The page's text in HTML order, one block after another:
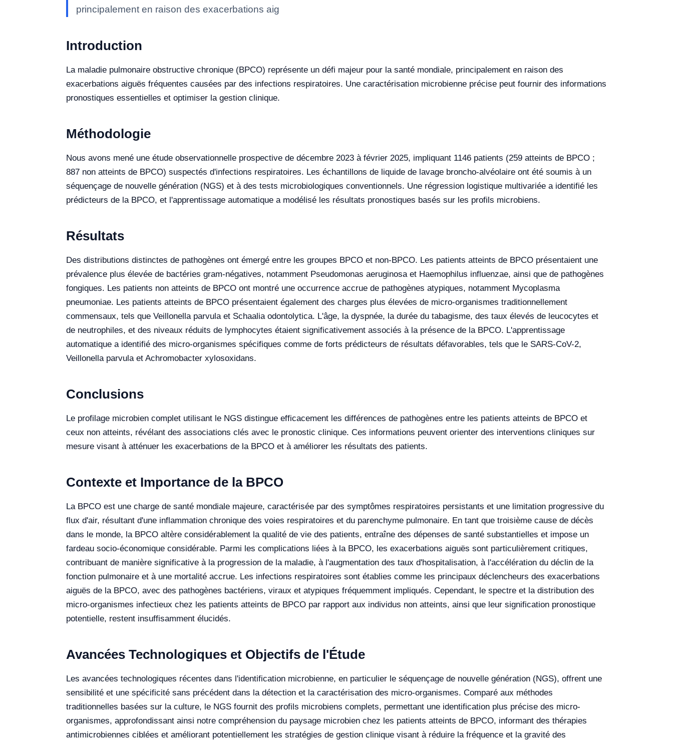
principalement en raison des exacerbations aig
Introduction
La maladie pulmonaire obstructive chronique (BPCO) représente un défi majeur pour la santé mondiale, principalement en raison des
exacerbations aiguës fréquentes causées par des infections respiratoires. Une caractérisation microbienne précise peut fournir des informations
pronostiques essentielles et optimiser la gestion clinique.
Méthodologie
Nous avons mené une étude observationnelle prospective de décembre 2023 à février 2025, impliquant 1146 patients (259 atteints de BPCO ;
887 non atteints de BPCO) suspectés d'infections respiratoires. Les échantillons de liquide de lavage broncho-alvéolaire ont été soumis à un
séquençage de nouvelle génération (NGS) et à des tests microbiologiques conventionnels. Une régression logistique multivariée a identifié les
prédicteurs de la BPCO, et l'apprentissage automatique a modélisé les résultats pronostiques basés sur les profils microbiens.
Résultats
Des distributions distinctes de pathogènes ont émergé entre les groupes BPCO et non-BPCO. Les patients atteints de BPCO présentaient une
prévalence plus élevée de bactéries gram-négatives, notamment Pseudomonas aeruginosa et Haemophilus influenzae, ainsi que de pathogènes
fongiques. Les patients non atteints de BPCO ont montré une occurrence accrue de pathogènes atypiques, notamment Mycoplasma
pneumoniae. Les patients atteints de BPCO présentaient également des charges plus élevées de micro-organismes traditionnellement
commensaux, tels que Veillonella parvula et Schaalia odontolytica. L'âge, la dyspnée, la durée du tabagisme, des taux élevés de leucocytes et
de neutrophiles, et des niveaux réduits de lymphocytes étaient significativement associés à la présence de la BPCO. L'apprentissage
automatique a identifié des micro-organismes spécifiques comme de forts prédicteurs de résultats défavorables, tels que le SARS-CoV-2,
Veillonella parvula et Achromobacter xylosoxidans.
Conclusions
Le profilage microbien complet utilisant le NGS distingue efficacement les différences de pathogènes entre les patients atteints de BPCO et
ceux non atteints, révélant des associations clés avec le pronostic clinique. Ces informations peuvent orienter des interventions cliniques sur
mesure visant à atténuer les exacerbations de la BPCO et à améliorer les résultats des patients.
Contexte et Importance de la BPCO
La BPCO est une charge de santé mondiale majeure, caractérisée par des symptômes respiratoires persistants et une limitation progressive du
flux d'air, résultant d'une inflammation chronique des voies respiratoires et du parenchyme pulmonaire. En tant que troisième cause de décès
dans le monde, la BPCO altère considérablement la qualité de vie des patients, entraîne des dépenses de santé substantielles et impose un
fardeau socio-économique considérable. Parmi les complications liées à la BPCO, les exacerbations aiguës sont particulièrement critiques,
contribuant de manière significative à la progression de la maladie, à l'augmentation des taux d'hospitalisation, à l'accélération du déclin de la
fonction pulmonaire et à une mortalité accrue. Les infections respiratoires sont établies comme les principaux déclencheurs des exacerbations
aiguës de la BPCO, avec des pathogènes bactériens, viraux et atypiques fréquemment impliqués. Cependant, le spectre et la distribution des
micro-organismes infectieux chez les patients atteints de BPCO par rapport aux individus non atteints, ainsi que leur signification pronostique
potentielle, restent insuffisamment élucidés.
Avancées Technologiques et Objectifs de l'Étude
Les avancées technologiques récentes dans l'identification microbienne, en particulier le séquençage de nouvelle génération (NGS), offrent une
sensibilité et une spécificité sans précédent dans la détection et la caractérisation des micro-organismes. Comparé aux méthodes
traditionnelles basées sur la culture, le NGS fournit des profils microbiens complets, permettant une identification plus précise des micro-
organismes, approfondissant ainsi notre compréhension du paysage microbien chez les patients atteints de BPCO, informant des thérapies
antimicrobiennes ciblées et améliorant potentiellement les stratégies de gestion clinique visant à réduire la fréquence et la gravité des